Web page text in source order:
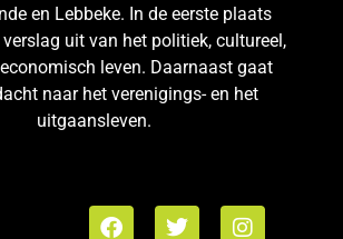
en Lebbeke. In de eerste plaats
uit van het politiek, cultureel,
leven. Daarnaast gaat
naar het verenigings- en het
uitgaansleven.